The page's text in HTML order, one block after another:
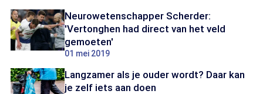
Neurowetenschapper Scherder:
'Vertonghen had direct van het veld
gemoeten'
01 mei 2019
Langzamer als je ouder wordt? Daar kan
je zelf iets aan doen